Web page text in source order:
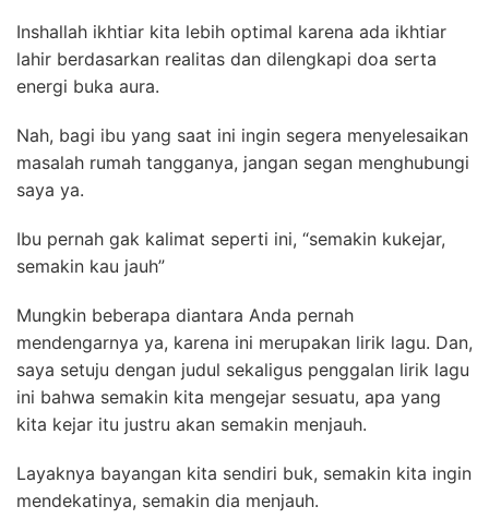
Inshallah ikhtiar kita lebih optimal karena ada ikhtiar
lahir berdasarkan realitas dan dilengkapi doa serta
energi buka aura.
Nah, bagi ibu yang saat ini ingin segera menyelesaikan
masalah rumah tangganya, jangan segan menghubungi
saya ya.
Ibu pernah gak kalimat seperti ini, “semakin kukejar,
semakin kau jauh”
Mungkin beberapa diantara Anda pernah
mendengarnya ya, karena ini merupakan lirik lagu. Dan,
saya setuju dengan judul sekaligus penggalan lirik lagu
ini bahwa semakin kita mengejar sesuatu, apa yang
kita kejar itu justru akan semakin menjauh.
Layaknya bayangan kita sendiri buk, semakin kita ingin
mendekatinya, semakin dia menjauh.